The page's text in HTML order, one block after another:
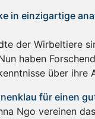
in einzigartige
der Wirbeltiere
haben
über ihre
für einen
Ngo vereinen